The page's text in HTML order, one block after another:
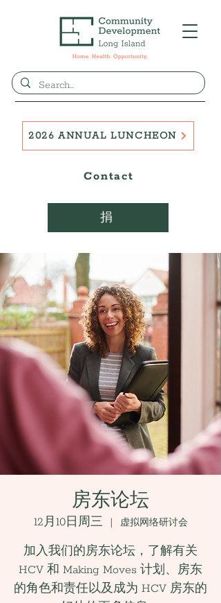
捐
Contact
2026 ANNUAL LUNCHEON
房东论坛
12月10日周三
  |
虚拟网络研讨会
加入我们的房东论坛，了解有关
HCV 和 Making Moves 计划、房东
的角色和责任以及成为 HCV 房东的